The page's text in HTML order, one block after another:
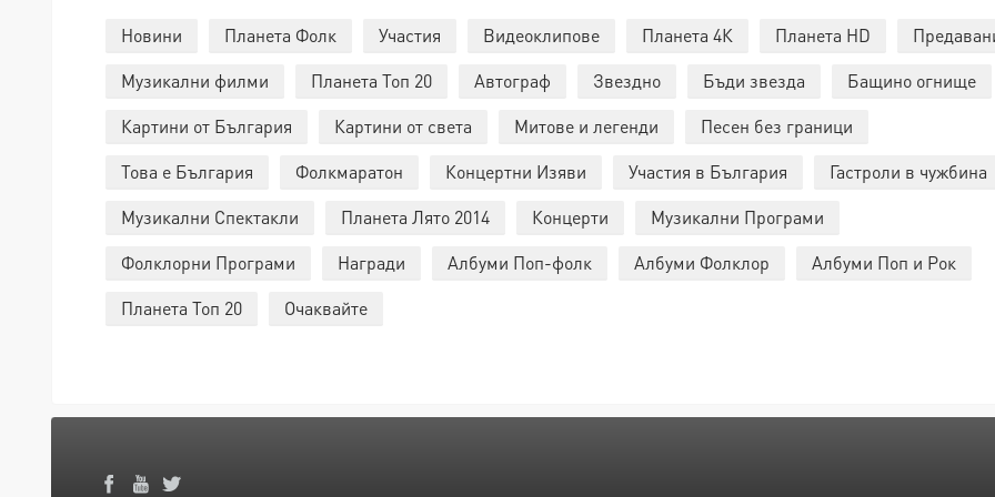
Новини Планета Фолк Участия Видеоклипове Планета 4К Планета HD
Музикални филми
Планета Топ 20 Автограф Звездно Бъди звезда
Бащино огнище
Картини от България
Картини от света Митове и легенди
Песен без граници
Това е България
Фолкмаратон Концертни Изяви Участия в България
Гастроли в чужбина
Музикални Спектакли
Планета Лято 2014 Концерти
Музикални Програми
Фолклорни Програми
Награди Албуми Поп-фолк Албуми Фолклор
Албуми Поп и Рок
Планета Топ 20
Очаквайте